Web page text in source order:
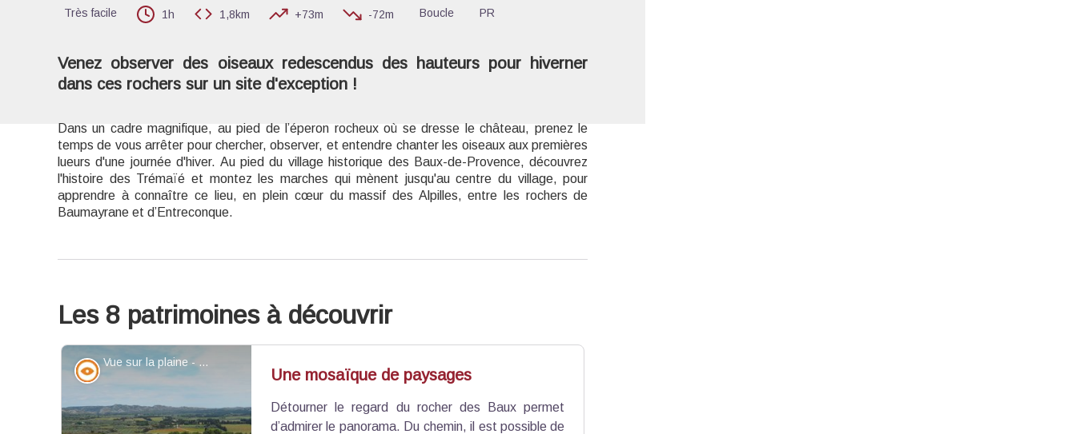
Très facile 1h 1,8km +73m -72m Boucle PR
Venez observer des oiseaux redescendus des hauteurs pour hiverner
dans ces rochers sur un site d'exception !
Dans un cadre magnifique, au pied de l’éperon rocheux où se dresse le château, prenez le
temps de vous arrêter pour chercher, observer, et entendre chanter les oiseaux aux premières
lueurs d'une journée d'hiver. Au pied du village historique des Baux-de-Provence, découvrez
l'histoire des Trémaïé et montez les marches qui mènent jusqu'au centre du village, pour
apprendre à connaître ce lieu, en plein cœur du massif des Alpilles, entre les rochers de
Baumayrane et d’Entreconque.
Les 8 patrimoines à découvrir
Vue sur la plaine - ©Jason Gaydier - PNR Alpilles
Point de vue - sommet Une mosaïque de paysages
Détourner le regard du rocher des Baux permet
d’admirer le panorama. Du chemin, il est possible de